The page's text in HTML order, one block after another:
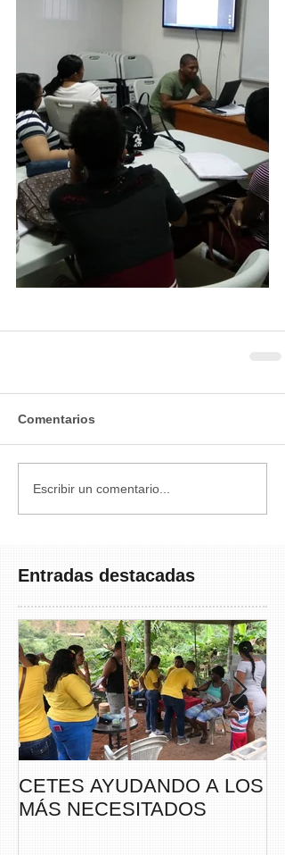
Comentarios
Escribir un comentario...
Entradas destacadas
CETES AYUDANDO A LOS
MÁS NECESITADOS